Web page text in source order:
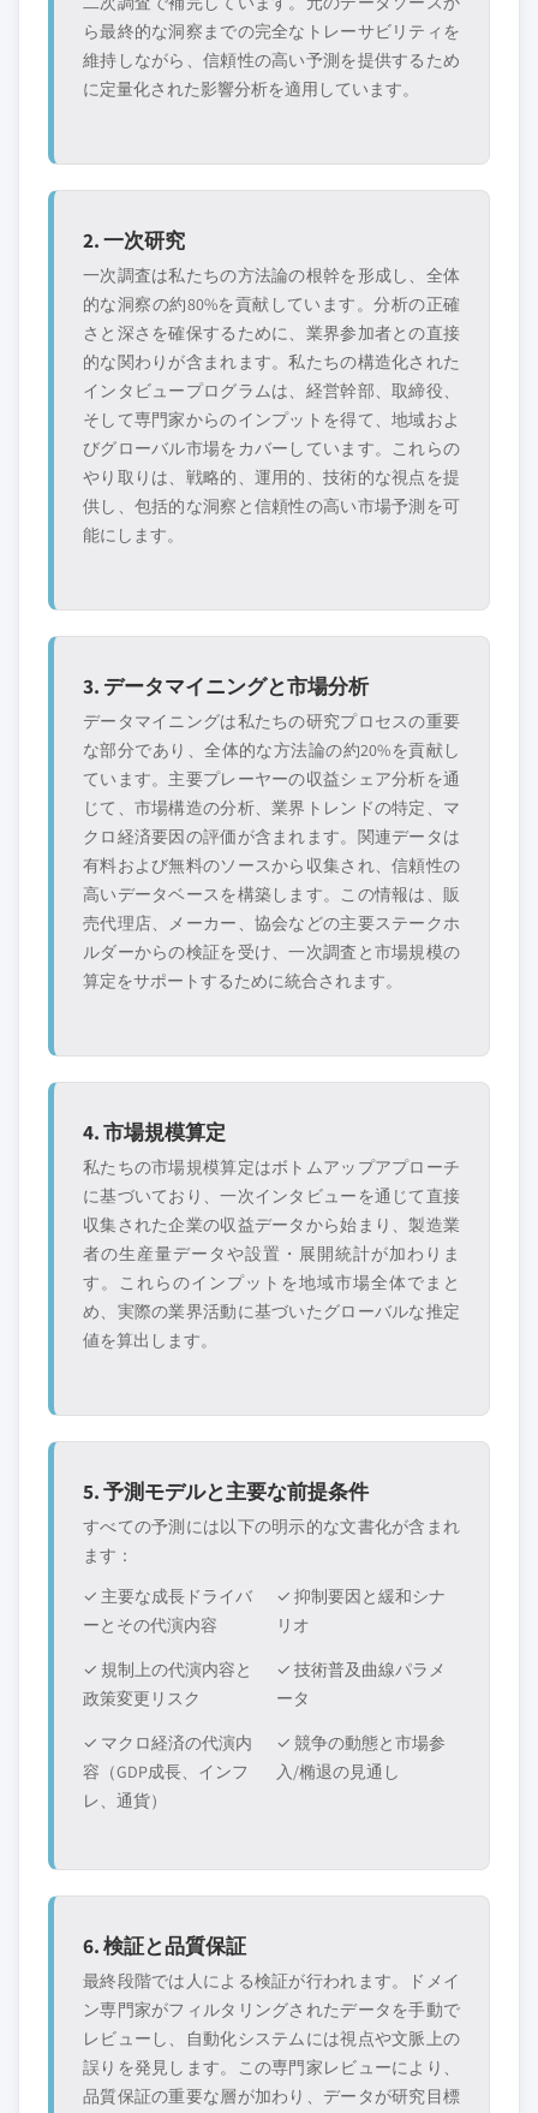
ら最終的な洞察までの完全なトレーサビリティを
維持しながら、信頼性の高い予測を提供するため
に定量化された影響分析を適用しています。
2. 一次研究
一次調査は私たちの方法論の根幹を形成し、全体
的な洞察の約80%を貢献しています。分析の正確
さと深さを確保するために、業界参加者との直接
的な関わりが含まれます。私たちの構造化された
インタビュープログラムは、経営幹部、取締役、
そして専門家からのインプットを得て、地域およ
びグローバル市場をカバーしています。これらの
やり取りは、戦略的、運用的、技術的な視点を提
供し、包括的な洞察と信頼性の高い市場予測を可
能にします。
3. データマイニングと市場分析
データマイニングは私たちの研究プロセスの重要
な部分であり、全体的な方法論の約20%を貢献し
ています。主要プレーヤーの収益シェア分析を通
じて、市場構造の分析、業界トレンドの特定、マ
クロ経済要因の評価が含まれます。関連データは
有料および無料のソースから収集され、信頼性の
高いデータベースを構築します。この情報は、販
売代理店、メーカー、協会などの主要ステークホ
ルダーからの検証を受け、一次調査と市場規模の
算定をサポートするために統合されます。
4. 市場規模算定
私たちの市場規模算定はボトムアップアプローチ
に基づいており、一次インタビューを通じて直接
収集された企業の収益データから始まり、製造業
者の生産量データや設置・展開統計が加わりま
す。これらのインプットを地域市場全体でまと
め、実際の業界活動に基づいたグローバルな推定
値を算出します。
5. 予測モデルと主要な前提条件
すべての予測には以下の明示的な文書化が含まれ
ます：
✓ 主要な成長ドライバ
ーとその代演内容
✓ 抑制要因と緩和シナ
リオ
✓ 規制上の代演内容と
政策変更リスク
✓ 技術普及曲線パラメ
ータ
✓ マクロ経済の代演内
容（GDP成長、インフ
レ、通貨）
✓ 競争の動態と市場参
入/椭退の見通し
6. 検証と品質保証
最終段階では人による検証が行われます。ドメイ
ン専門家がフィルタリングされたデータを手動で
レビューし、自動化システムには視点や文脈上の
誤りを発見します。この専門家レビューにより、
品質保証の重要な層が加わり、データが研究目標